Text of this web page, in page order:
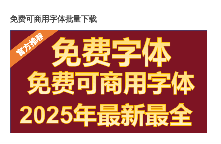
免费可商用字体批量下载